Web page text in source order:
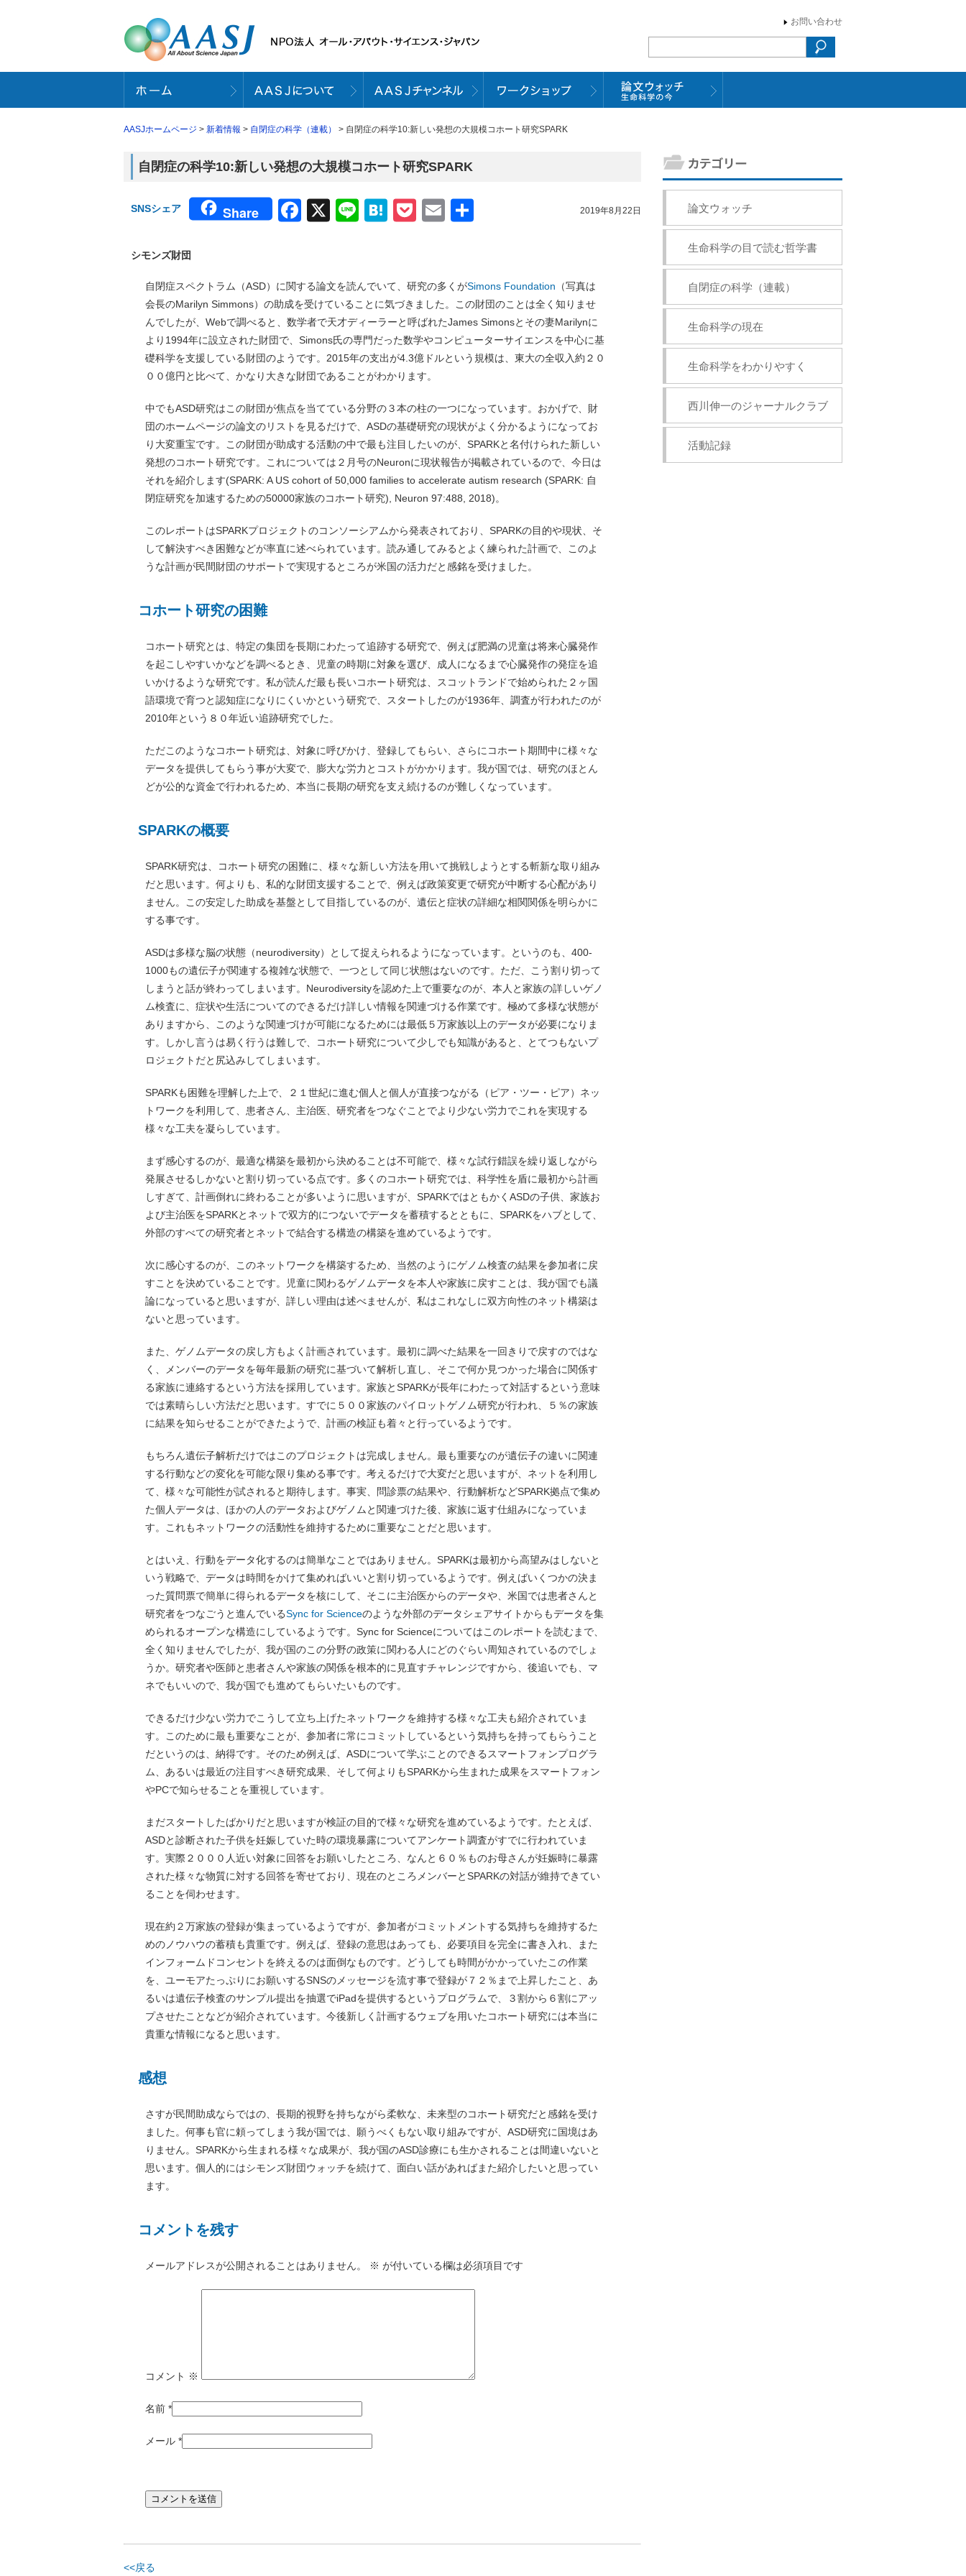
お問い合わせ
AASJホームページ > 新着情報 > 自閉症の科学（連載） > 自閉症の科学10:新しい発想の大規模コホート研究SPARK
自閉症の科学10:新しい発想の大規模コホート研究SPARK
2019年8月22日
SNSシェア Share Facebook
X LineHatena
Pocket
Email
シモンズ財団
自閉症スペクトラム（ASD）に関する論文を読んでいて、研究の多くがSimons Foundation （写真は
会長のMarilyn Simmons）の助成を受けていることに気づきました。この財団のことは全く知りませ
んでしたが、Webで調べると、数学者で天才ディーラーと呼ばれたJames Simonsとその妻Marilynに
より1994年に設立された財団で、Simons氏の専門だった数学やコンピューターサイエンスを中心に基
礎科学を支援している財団のようです。2015年の支出が4.3億ドルという規模は、東大の全収入約２０
００億円と比べて、かなり大きな財団であることがわかります。
中でもASD研究はこの財団が焦点を当てている分野の３本の柱の一つになっています。おかげで、財
団のホームページの論文のリストを見るだけで、ASDの基礎研究の現状がよく分かるようになってお
り大変重宝です。この財団が助成する活動の中で最も注目したいのが、SPARKと名付けられた新しい
発想のコホート研究です。これについては２月号のNeuronに現状報告が掲載されているので、今日は
それを紹介します(SPARK: A US cohort of 50,000 families to accelerate autism research (SPARK: 自
閉症研究を加速するための50000家族のコホート研究), Neuron 97:488, 2018)。
このレポートはSPARKプロジェクトのコンソーシアムから発表されており、SPARKの目的や現状、そ
して解決すべき困難などが率直に述べられています。読み通してみるとよく練られた計画で、このよ
うな計画が民間財団のサポートで実現するところが米国の活力だと感銘を受けました。
コホート研究の困難
コホート研究とは、特定の集団を長期にわたって追跡する研究で、例えば肥満の児童は将来心臓発作
を起こしやすいかなどを調べるとき、児童の時期に対象を選び、成人になるまで心臓発作の発症を追
いかけるような研究です。私が読んだ最も長いコホート研究は、スコットランドで始められた２ヶ国
語環境で育つと認知症になりにくいかという研究で、スタートしたのが1936年、調査が行われたのが
2010年という８０年近い追跡研究でした。
ただこのようなコホート研究は、対象に呼びかけ、登録してもらい、さらにコホート期間中に様々な
データを提供してもらう事が大変で、膨大な労力とコストがかかります。我が国では、研究のほとん
どが公的な資金で行われるため、本当に長期の研究を支え続けるのが難しくなっています。
SPARKの概要
SPARK研究は、コホート研究の困難に、様々な新しい方法を用いて挑戦しようとする斬新な取り組み
だと思います。何よりも、私的な財団支援することで、例えば政策変更で研究が中断する心配があり
ません。この安定した助成を基盤として目指しているのが、遺伝と症状の詳細な相関関係を明らかに
する事です。
ASDは多様な脳の状態（neurodiversity）として捉えられるようになっています。というのも、400-
1000もの遺伝子が関連する複雑な状態で、一つとして同じ状態はないのです。ただ、こう割り切って
しまうと話が終わってしまいます。Neurodiversityを認めた上で重要なのが、本人と家族の詳しいゲノ
ム検査に、症状や生活についてのできるだけ詳しい情報を関連づける作業です。極めて多様な状態が
ありますから、このような関連づけが可能になるためには最低５万家族以上のデータが必要になりま
す。しかし言うは易く行うは難しで、コホート研究について少しでも知識があると、とてつもないプ
ロジェクトだと尻込みしてしまいます。
SPARKも困難を理解した上で、２１世紀に進む個人と個人が直接つながる（ピア・ツー・ピア）ネッ
トワークを利用して、患者さん、主治医、研究者をつなぐことでより少ない労力でこれを実現する
様々な工夫を凝らしています。
まず感心するのが、最適な構築を最初から決めることは不可能で、様々な試行錯誤を繰り返しながら
発展させるしかないと割り切っている点です。多くのコホート研究では、科学性を盾に最初から計画
しすぎて、計画倒れに終わることが多いように思いますが、SPARKではともかくASDの子供、家族お
よび主治医をSPARKとネットで双方的につないでデータを蓄積するとともに、SPARKをハブとして、
外部のすべての研究者とネットで結合する構造の構築を進めているようです。
次に感心するのが、このネットワークを構築するため、当然のようにゲノム検査の結果を参加者に戻
すことを決めていることです。児童に関わるゲノムデータを本人や家族に戻すことは、我が国でも議
論になっていると思いますが、詳しい理由は述べませんが、私はこれなしに双方向性のネット構築は
ないと思っています。
また、ゲノムデータの戻し方もよく計画されています。最初に調べた結果を一回きりで戻すのではな
く、メンバーのデータを毎年最新の研究に基づいて解析し直し、そこで何か見つかった場合に関係す
る家族に連絡するという方法を採用しています。家族とSPARKが長年にわたって対話するという意味
では素晴らしい方法だと思います。すでに５００家族のパイロットゲノム研究が行われ、５％の家族
に結果を知らせることができたようで、計画の検証も着々と行っているようです。
もちろん遺伝子解析だけではこのプロジェクトは完成しません。最も重要なのが遺伝子の違いに関連
する行動などの変化を可能な限り集める事です。考えるだけで大変だと思いますが、ネットを利用し
て、様々な可能性が試されると期待します。事実、問診票の結果や、行動解析などSPARK拠点で集め
た個人データは、ほかの人のデータおよびゲノムと関連づけた後、家族に返す仕組みになっていま
す。これもネットワークの活動性を維持するために重要なことだと思います。
とはいえ、行動をデータ化するのは簡単なことではありません。SPARKは最初から高望みはしないと
いう戦略で、データは時間をかけて集めればいいと割り切っているようです。例えばいくつかの決ま
った質問票で簡単に得られるデータを核にして、そこに主治医からのデータや、米国では患者さんと
研究者をつなごうと進んでいるSync for Scienceのような外部のデータシェアサイトからもデータを集
められるオープンな構造にしているようです。Sync for Scienceについてはこのレポートを読むまで、
全く知りませんでしたが、我が国のこの分野の政策に関わる人にどのぐらい周知されているのでしょ
うか。研究者や医師と患者さんや家族の関係を根本的に見直すチャレンジですから、後追いでも、マ
ネでもいいので、我が国でも進めてもらいたいものです。
できるだけ少ない労力でこうして立ち上げたネットワークを維持する様々な工夫も紹介されていま
す。このために最も重要なことが、参加者に常にコミットしているという気持ちを持ってもらうこと
だというのは、納得です。そのため例えば、ASDについて学ぶことのできるスマートフォンプログラ
ム、あるいは最近の注目すべき研究成果、そして何よりもSPARKから生まれた成果をスマートフォン
やPCで知らせることを重視しています。
まだスタートしたばかりだと思いますが検証の目的で様々な研究を進めているようです。たとえば、
ASDと診断された子供を妊娠していた時の環境暴露についてアンケート調査がすでに行われていま
す。実際２０００人近い対象に回答をお願いしたところ、なんと６０％ものお母さんが妊娠時に暴露
された様々な物質に対する回答を寄せており、現在のところメンバーとSPARKの対話が維持できてい
ることを伺わせます。
現在約２万家族の登録が集まっているようですが、参加者がコミットメントする気持ちを維持するた
めのノウハウの蓄積も貴重です。例えば、登録の意思はあっても、必要項目を完全に書き入れ、また
インフォームドコンセントを終えるのは面倒なものです。どうしても時間がかかっていたこの作業
を、ユーモアたっぷりにお願いするSNSのメッセージを流す事で登録が７２％まで上昇したこと、あ
るいは遺伝子検査のサンプル提出を抽選でiPadを提供するというプログラムで、３割から６割にアッ
プさせたことなどが紹介されています。今後新しく計画するウェブを用いたコホート研究には本当に
貴重な情報になると思います。
感想
さすが民間助成ならではの、長期的視野を持ちながら柔軟な、未来型のコホート研究だと感銘を受け
ました。何事も官に頼ってしまう我が国では、願うべくもない取り組みですが、ASD研究に国境はあ
りません。SPARKから生まれる様々な成果が、我が国のASD診療にも生かされることは間違いないと
思います。個人的にはシモンズ財団ウォッチを続けて、面白い話があればまた紹介したいと思ってい
ます。
コメントを残す
メールアドレスが公開されることはありません。 ※ が付いている欄は必須項目です
コメント ※
名前 *
メール *
<<戻る
論文ウォッチ
生命科学の目で読む哲学書
自閉症の科学（連載）
生命科学の現在
生命科学をわかりやすく
西川伸一のジャーナルクラブ
活動記録